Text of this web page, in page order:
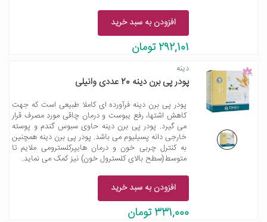
افزودن به سبد خرید
292,101 تومان
دینه
پودر پی برن دینه 20 عددی وانیلی
پودر پی برن دینه فرآورده ای کاملا طبیعی است که جهت
کاهش اشتها، رفع یبوست و درمان چاقی مورد مصرف قرار
می گیرد. پودر پی برن دینه حاوی سبوس گندم و پوسته
خارجی دانه پسیلیوم می باشد. پودر پی برن دینه همچنین
به کنترل چربی خون و درمان هایپرکلسترومی ملایم تا
متوسط(سطح بالای کلسترول خون) نیز کمک می نماید.
افزودن به سبد خرید
331,000 تومان